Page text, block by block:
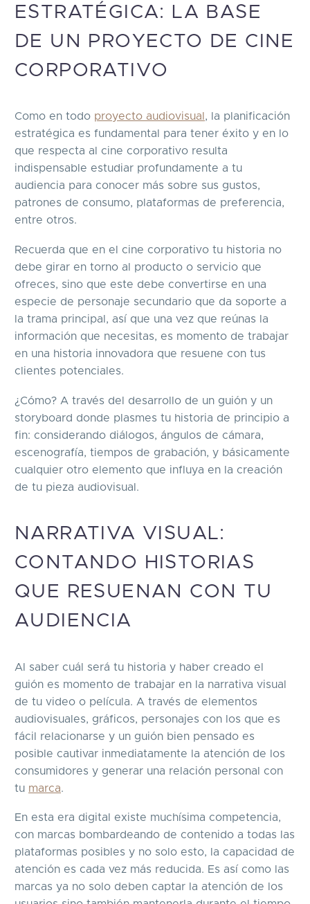
ESTRATÉGICA: LA BASE
DE UN PROYECTO DE CINE
CORPORATIVO
Como en todo proyecto audiovisual , la planificación
estratégica es fundamental para tener éxito y en lo
que respecta al cine corporativo resulta
indispensable estudiar profundamente a tu
audiencia para conocer más sobre sus gustos,
patrones de consumo, plataformas de preferencia,
entre otros.
Recuerda que en el cine corporativo tu historia no
debe girar en torno al producto o servicio que
ofreces, sino que este debe convertirse en una
especie de personaje secundario que da soporte a
la trama principal, así que una vez que reúnas la
información que necesitas, es momento de trabajar
en una historia innovadora que resuene con tus
clientes potenciales.
¿Cómo? A través del desarrollo de un guión y un
storyboard donde plasmes tu historia de principio a
fin: considerando diálogos, ángulos de cámara,
escenografía, tiempos de grabación, y básicamente
cualquier otro elemento que influya en la creación
de tu pieza audiovisual.
NARRATIVA VISUAL:
CONTANDO HISTORIAS
QUE RESUENAN CON TU
AUDIENCIA
Al saber cuál será tu historia y haber creado el
guión es momento de trabajar en la narrativa visual
de tu video o película. A través de elementos
audiovisuales, gráficos, personajes con los que es
fácil relacionarse y un guión bien pensado es
posible cautivar inmediatamente la atención de los
consumidores y generar una relación personal con
tu marca.
En esta era digital existe muchísima competencia,
con marcas bombardeando de contenido a todas las
plataformas posibles y no solo esto, la capacidad de
atención es cada vez más reducida. Es así como las
marcas ya no solo deben captar la atención de los